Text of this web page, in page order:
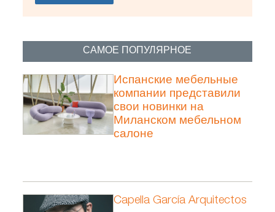
САМОЕ ПОПУЛЯРНОЕ
Испанские мебельные
компании представили
свои новинки на
Миланском мебельном
салоне
Capella García Arquitectos